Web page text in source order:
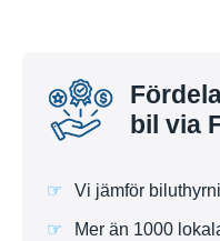
bil via
Vi jämför
Mer än 1000